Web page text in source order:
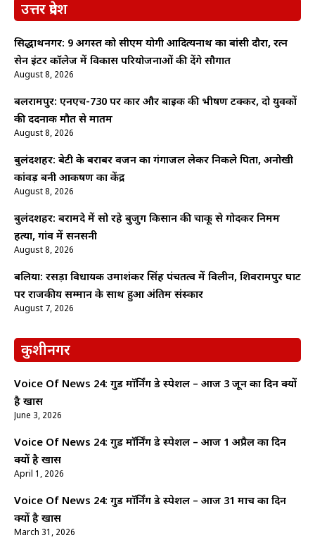
उत्तर प्रदेश
सिद्धार्थनगर: 9 अगस्त को सीएम योगी आदित्यनाथ का बांसी दौरा, रत्न
सेन इंटर कॉलेज में विकास परियोजनाओं की देंगे सौगात
August 8, 2026
बलरामपुर: एनएच-730 पर कार और बाइक की भीषण टक्कर, दो युवकों
की दर्दनाक मौत से मातम
August 8, 2026
बुलंदशहर: बेटी के बराबर वजन का गंगाजल लेकर निकले पिता, अनोखी
कांवड़ बनी आकर्षण का केंद्र
August 8, 2026
बुलंदशहर: बरामदे में सो रहे बुजुर्ग किसान की चाकू से गोदकर निर्मम
हत्या, गांव में सनसनी
August 8, 2026
बलिया: रसड़ा विधायक उमाशंकर सिंह पंचतत्व में विलीन, शिवरामपुर घाट
पर राजकीय सम्मान के साथ हुआ अंतिम संस्कार
August 7, 2026
कुशीनगर
Voice Of News 24: गुड माॅर्निंग डे स्पेशल – आज 3 जून का दिन क्यों
है खास
June 3, 2026
Voice Of News 24: गुड माॅर्निंग डे स्पेशल – आज 1 अप्रैल का दिन
क्यों है खास
April 1, 2026
Voice Of News 24: गुड माॅर्निंग डे स्पेशल – आज 31 मार्च का दिन
क्यों है खास
March 31, 2026